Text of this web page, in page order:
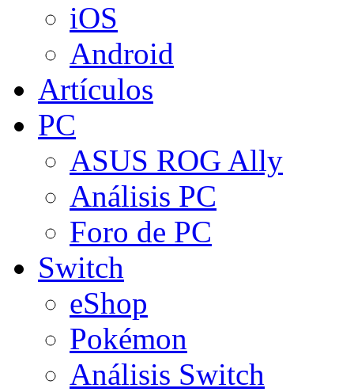
iOS
Android
Artículos
PC
ASUS ROG Ally
Análisis PC
Foro de PC
Switch
eShop
Pokémon
Análisis Switch